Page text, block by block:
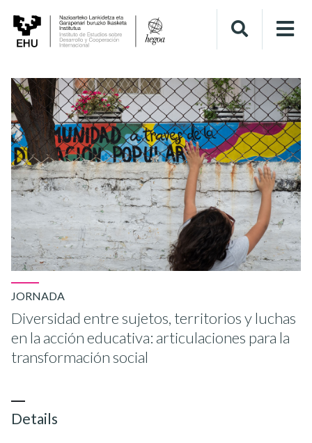
JORNADA
Diversidad entre sujetos, territorios y luchas
en la acción educativa: articulaciones para la
transformación social
Details